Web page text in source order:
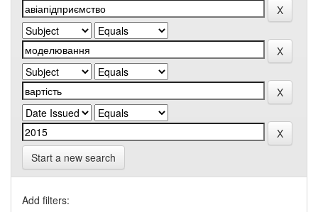
Start a new search
Add filters: